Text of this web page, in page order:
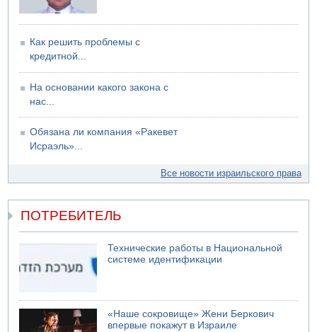
Как решить проблемы с
кредитной...
На основании какого закона с
нас...
Обязана ли компания «Ракевет
Исраэль»...
Все новости израильского права
ПОТРЕБИТЕЛЬ
Технические работы в Национальной
системе идентификации
«Наше сокровище» Жени Беркович
впервые покажут в Израиле